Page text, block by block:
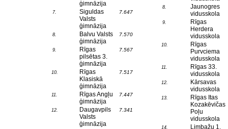
ģimnāzija
7.
Siguldas
Valsts
ģimnāzija
7.647
8.
Balvu Valsts
ģimnāzija
7.570
9.
Rīgas
pilsētas 3.
ģimnāzija
7.567
10.
Rīgas
Klasiskā
ģimnāzija
7.517
11.
Rīgas Angļu
ģimnāzija
7.447
12.
Daugavpils
Valsts
ģimnāzija
7.341
8.
Jaunogres
vidusskola
9.
Rīgas
Herdera
vidusskola
10.
Rīgas
Purvciema
vidusskola
11.
Rīgas 33.
vidusskola
12.
Kārsavas
vidusskola
13.
Rīgas Itas
Kozakēvičas
Poļu
vidusskola
14.
Limbažu 1.